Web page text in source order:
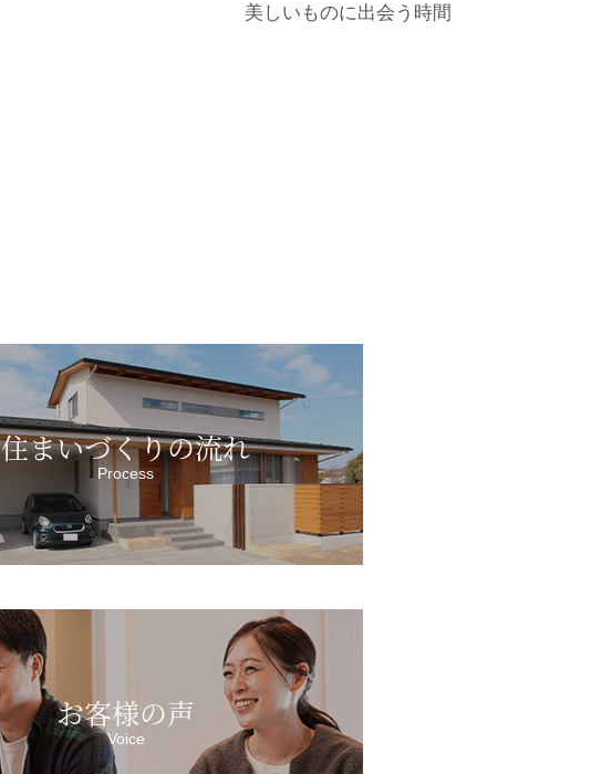
美しいものに出会う時間
住まいづくりの流れ
Process
お客様の声
Voice